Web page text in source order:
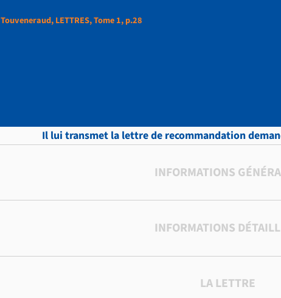
Touveneraud, LETTRES, Tome 1, p.28
Il lui transmet la lettre de recommandation
INFORMATIONS
INFORMATIONS
LA LETTRE